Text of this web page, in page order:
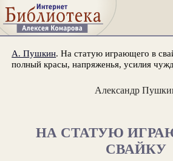
А. Пушкин. На статую играющего в
полный красы, напряженья, усилия
Александр
НА СТАТУЮ
СВАЙКУ